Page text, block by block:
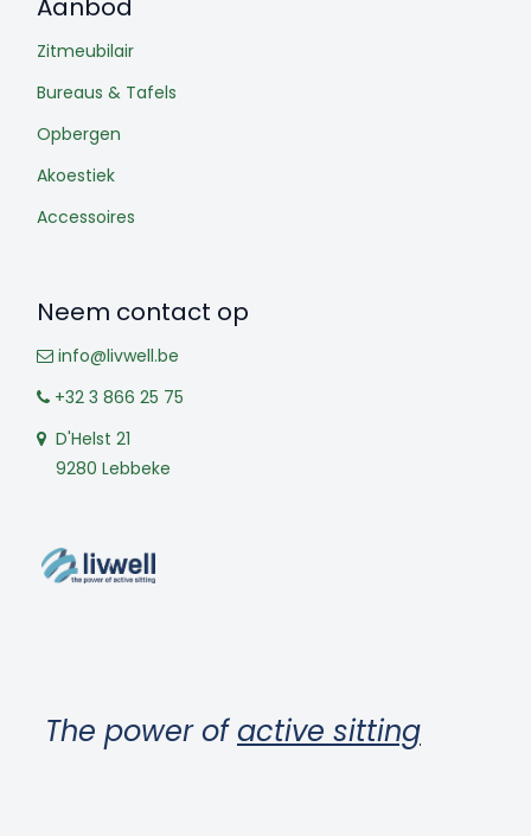
Aanbod
Zitmeubilair
Bureaus & Tafels
Opbergen
Akoestiek
Accessoires
Neem contact op
info@livwell.be
+32 3 866 25 75
D'Helst 21
9280 Lebbeke
The power ofactive sitting